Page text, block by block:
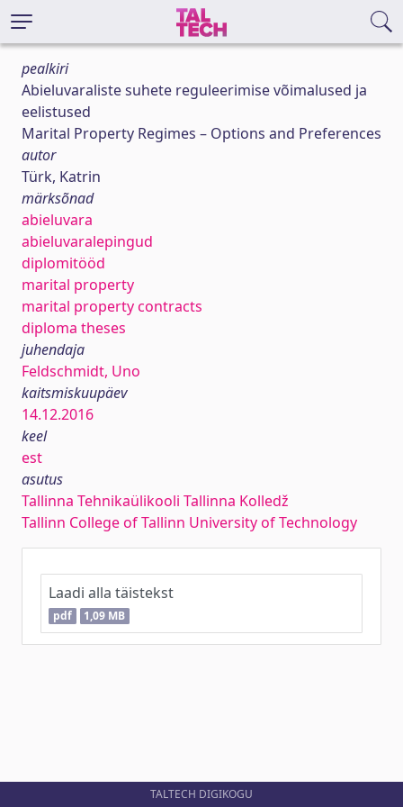
pealkiri
Abieluvaraliste suhete reguleerimise võimalused ja
eelistused
Marital Property Regimes – Options and Preferences
autor
Türk, Katrin
märksõnad
abieluvara
abieluvaralepingud
diplomitööd
marital property
marital property contracts
diploma theses
juhendaja
Feldschmidt, Uno
kaitsmiskuupäev
14.12.2016
keel
est
asutus
Tallinna Tehnikaülikooli Tallinna Kolledž
Tallinn College of Tallinn University of Technology
Laadi alla täistekst
pdf 1,09 MB
TALTECH DIGIKOGU